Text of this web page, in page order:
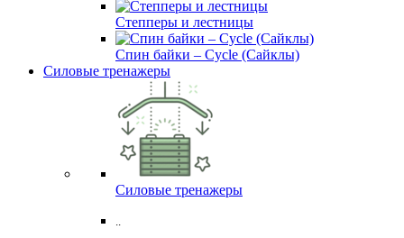
Степперы и лестницы
Спин байки – Cycle (Сайклы)
Силовые тренажеры
Силовые тренажеры
..